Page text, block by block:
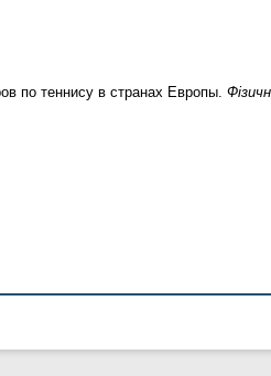
по теннису в странах Европы.